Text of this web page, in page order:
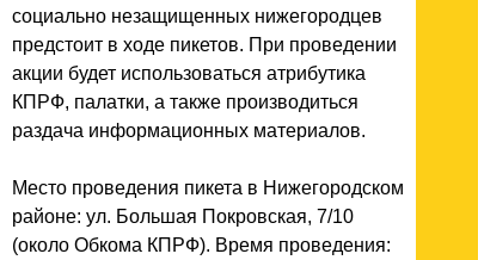
социально незащищенных нижегородцев
предстоит в ходе пикетов. При проведении
акции будет использоваться атрибутика
КПРФ, палатки, а также производиться
раздача информационных материалов.
Место проведения пикета в Нижегородском
районе: ул. Большая Покровская, 7/10
(около Обкома КПРФ). Время проведения: